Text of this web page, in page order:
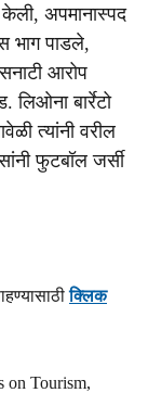
अपमानास्पद
भाग पाडले,
आरोप
बार्रेटो
त्‍यांनी वरील
फुटबॉल जर्सी
क्लिक
on Tourism,